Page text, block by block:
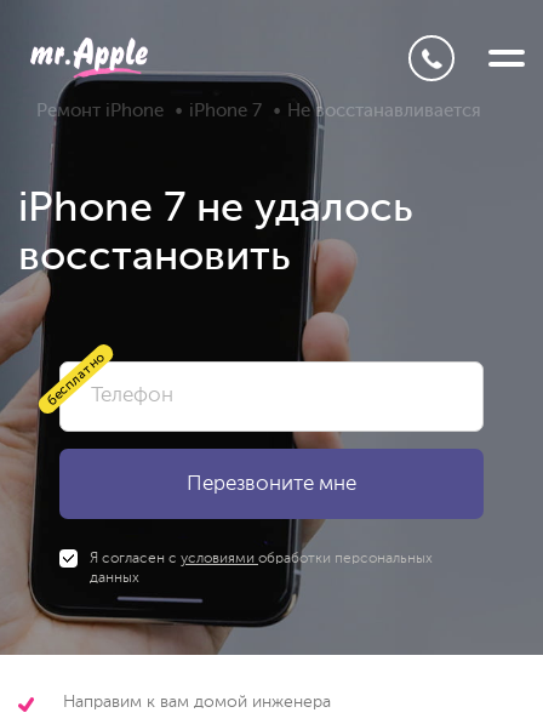
Ремонт iPhone iPhone 7 Не восстанавливается
iPhone 7 не удалось
восстановить
бесплатно
Я согласен с условиями обработки персональных
данных
Направим к вам домой инженера